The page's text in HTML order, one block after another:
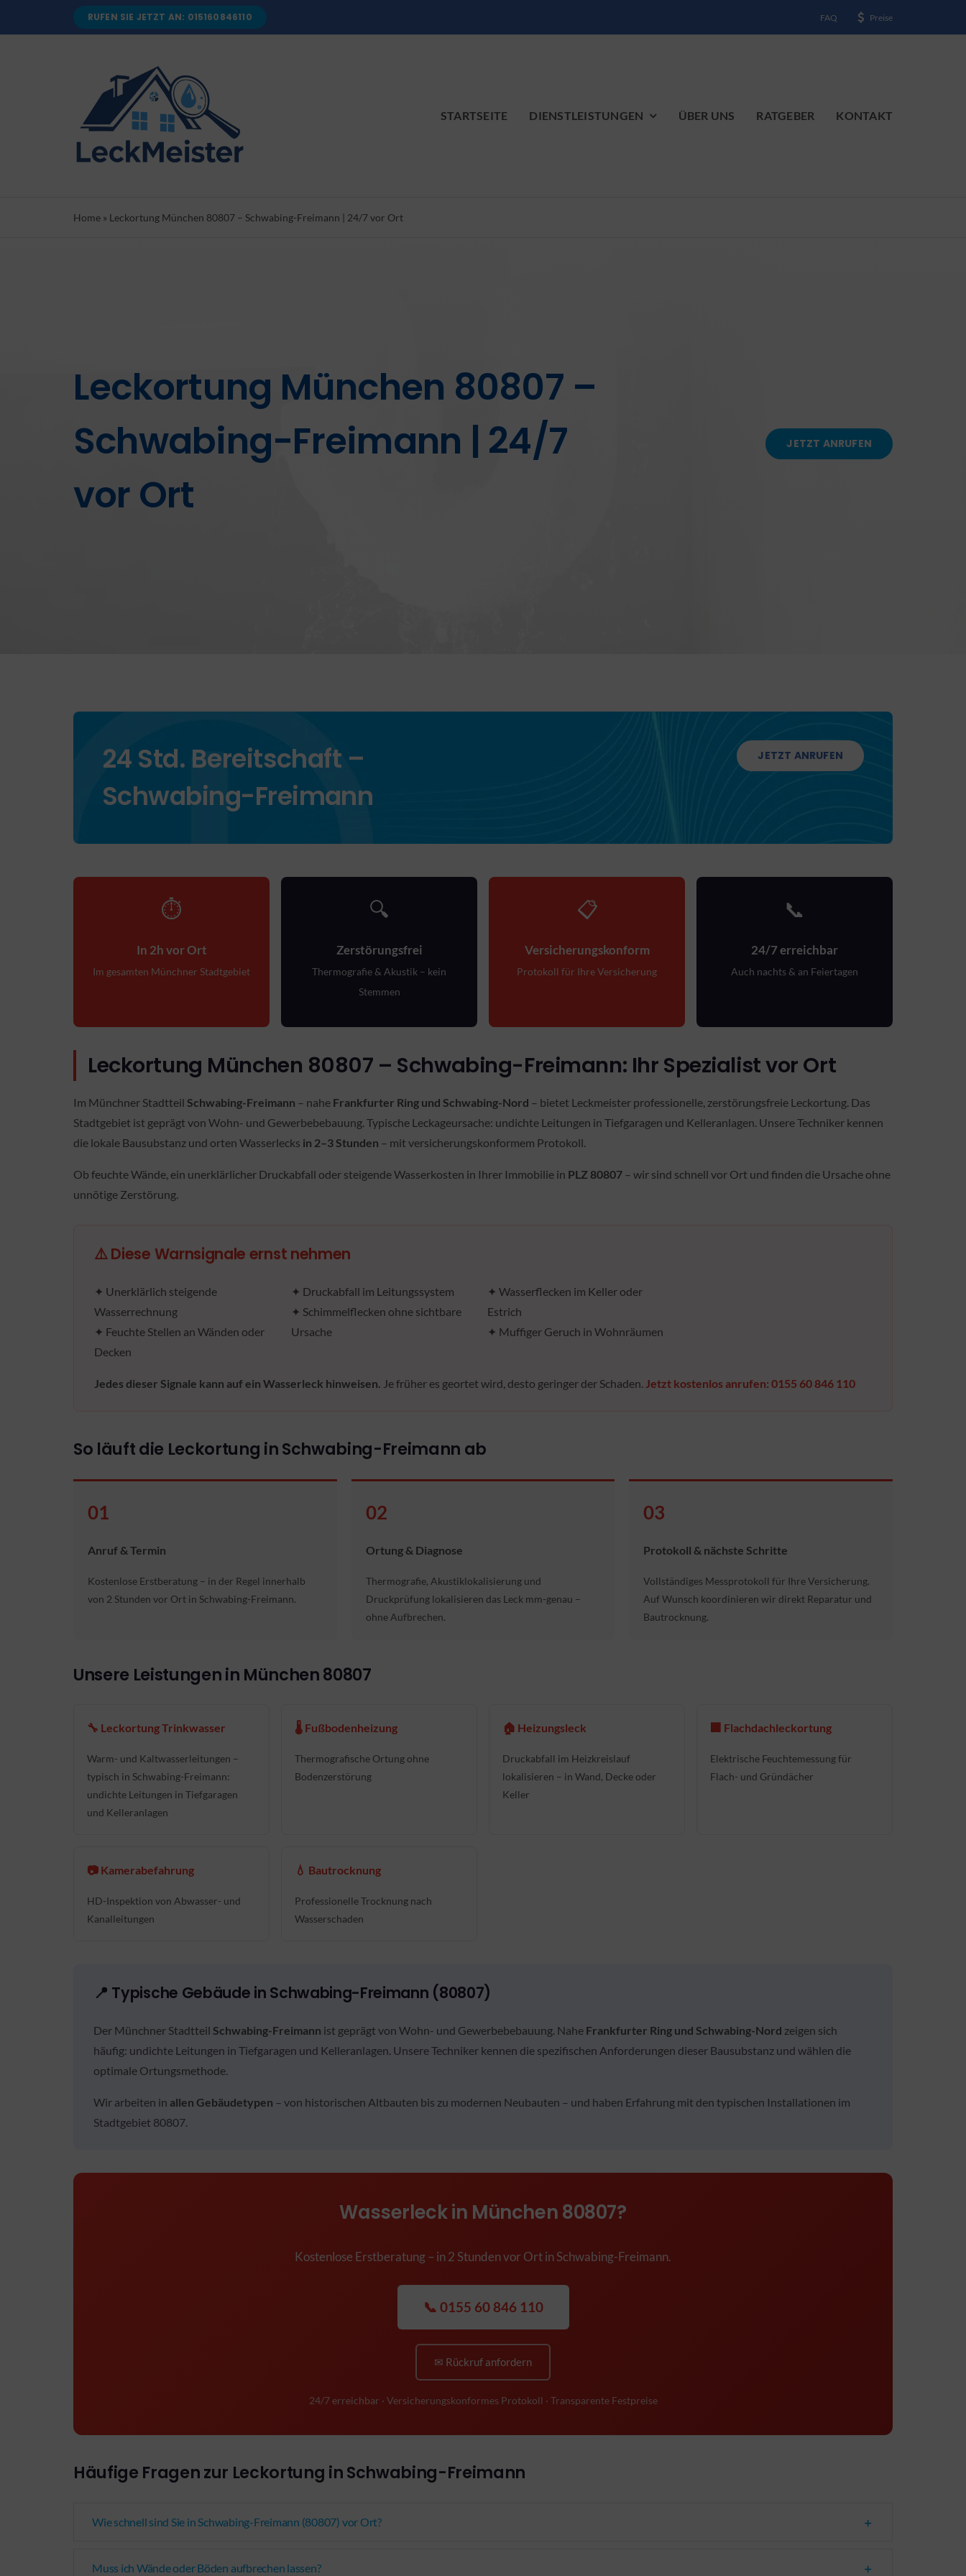
RUFEN SIE JETZT AN: 015160846110 FAQ Preise
STARTSEITE DIENSTLEISTUNGEN ÜBER UNS RATGEBER KONTAKT
Home » Leckortung München 80807 – Schwabing-Freimann | 24/7 vor Ort
Leckortung München 80807 –
Schwabing-Freimann | 24/7
vor Ort
JETZT ANRUFEN
24 Std. Bereitschaft –
Schwabing-Freimann
JETZT ANRUFEN
⏱
In 2h vor Ort
Im gesamten Münchner Stadtgebiet
🔍
Zerstörungsfrei
Thermografie & Akustik – kein
Stemmen
📋
Versicherungskonform
Protokoll für Ihre Versicherung
📞
24/7 erreichbar
Auch nachts & an Feiertagen
Leckortung München 80807 – Schwabing-Freimann: Ihr Spezialist vor Ort
Im Münchner Stadtteil Schwabing-Freimann – nahe Frankfurter Ring und Schwabing-Nord – bietet Leckmeister professionelle, zerstörungsfreie Leckortung. Das
Stadtgebiet ist geprägt von Wohn- und Gewerbebebauung. Typische Leckageursache: undichte Leitungen in Tiefgaragen und Kelleranlagen. Unsere Techniker kennen
die lokale Bausubstanz und orten Wasserlecks in 2–3 Stunden – mit versicherungskonformem Protokoll.
Ob feuchte Wände, ein unerklärlicher Druckabfall oder steigende Wasserkosten in Ihrer Immobilie in PLZ 80807 – wir sind schnell vor Ort und finden die Ursache ohne
unnötige Zerstörung.
⚠️ Diese Warnsignale ernst nehmen
✦ Unerklärlich steigende
Wasserrechnung
✦ Feuchte Stellen an Wänden oder
Decken
✦ Druckabfall im Leitungssystem
✦ Schimmelflecken ohne sichtbare
Ursache
✦ Wasserflecken im Keller oder
Estrich
✦ Muffiger Geruch in Wohnräumen
Jedes dieser Signale kann auf ein Wasserleck hinweisen. Je früher es geortet wird, desto geringer der Schaden. Jetzt kostenlos anrufen: 0155 60 846 110
So läuft die Leckortung in Schwabing-Freimann ab
01
Anruf & Termin
Kostenlose Erstberatung – in der Regel innerhalb
von 2 Stunden vor Ort in Schwabing-Freimann.
02
Ortung & Diagnose
Thermografie, Akustiklokalisierung und
Druckprüfung lokalisieren das Leck mm-genau –
ohne Aufbrechen.
03
Protokoll & nächste Schritte
Vollständiges Messprotokoll für Ihre Versicherung.
Auf Wunsch koordinieren wir direkt Reparatur und
Bautrocknung.
Unsere Leistungen in München 80807
🔧 Leckortung Trinkwasser
Warm- und Kaltwasserleitungen –
typisch in Schwabing-Freimann:
undichte Leitungen in Tiefgaragen
und Kelleranlagen
🌡 Fußbodenheizung
Thermografische Ortung ohne
Bodenzerstörung
🏠 Heizungsleck
Druckabfall im Heizkreislauf
lokalisieren – in Wand, Decke oder
Keller
🏢 Flachdachleckortung
Elektrische Feuchtemessung für
Flach- und Gründächer
📷 Kamerabefahrung
HD-Inspektion von Abwasser- und
Kanalleitungen
💧 Bautrocknung
Professionelle Trocknung nach
Wasserschaden
📍 Typische Gebäude in Schwabing-Freimann (80807)
Der Münchner Stadtteil Schwabing-Freimann ist geprägt von Wohn- und Gewerbebebauung. Nahe Frankfurter Ring und Schwabing-Nord zeigen sich
häufig: undichte Leitungen in Tiefgaragen und Kelleranlagen. Unsere Techniker kennen die spezifischen Anforderungen dieser Bausubstanz und wählen die
optimale Ortungsmethode.
Wir arbeiten in allen Gebäudetypen – von historischen Altbauten bis zu modernen Neubauten – und haben Erfahrung mit den typischen Installationen im
Stadtgebiet 80807.
Wasserleck in München 80807?
Kostenlose Erstberatung – in 2 Stunden vor Ort in Schwabing-Freimann.
📞 0155 60 846 110
✉ Rückruf anfordern
24/7 erreichbar · Versicherungskonformes Protokoll · Transparente Festpreise
Häufige Fragen zur Leckortung in Schwabing-Freimann
Wie schnell sind Sie in Schwabing-Freimann (80807) vor Ort?
Muss ich Wände oder Böden aufbrechen lassen?